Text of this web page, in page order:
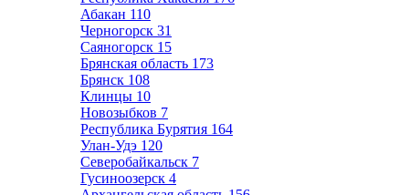
Абакан 110
Черногорск 31
Саяногорск 15
Брянская область 173
Брянск 108
Клинцы 10
Новозыбков 7
Республика Бурятия 164
Улан-Удэ 120
Северобайкальск 7
Гусиноозерск 4